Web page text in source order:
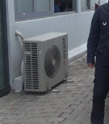
TL